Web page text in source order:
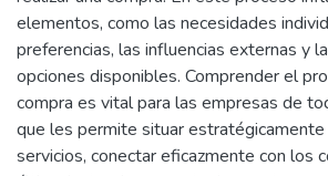
elementos, como las necesidades
preferencias, las influencias externas y
opciones disponibles. Comprender el
compra es vital para las empresas de
que les permite situar
servicios, conectar eficazmente con los